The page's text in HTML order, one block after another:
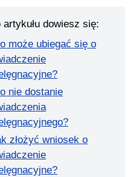
artykułu dowiesz się:
może ubiegać się o
nie dostanie
złożyć wniosek o